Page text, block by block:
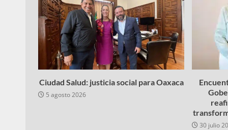
Ciudad Salud: justicia social para Oaxaca
5 agosto 2026
30 julio